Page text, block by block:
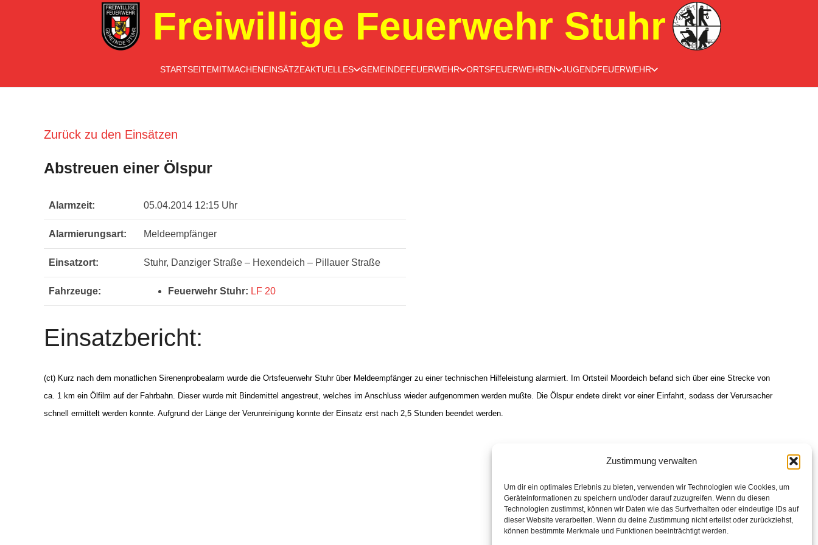
Zustimmung verwalten
Um dir ein optimales Erlebnis zu bieten, verwenden wir Technologien wie Cookies, um
Geräteinformationen zu speichern und/oder darauf zuzugreifen. Wenn du diesen
Technologien zustimmst, können wir Daten wie das Surfverhalten oder eindeutige IDs auf
dieser Website verarbeiten. Wenn du deine Zustimmung nicht erteilst oder zurückziehst,
können bestimmte Merkmale und Funktionen beeinträchtigt werden.
Freiwillige Feuerwehr Stuhr
STARTSEITEMITMACHENEINSÄTZEAKTUELLES GEMEINDEFEUERWEHR ORTSFEUERWEHREN JUGENDFEUERWEHR
Zurück zu den Einsätzen
Abstreuen einer Ölspur
Alarmzeit: 05.04.2014 12:15 Uhr
Alarmierungsart: Meldeempfänger
Einsatzort: Stuhr, Danziger Straße – Hexendeich – Pillauer Straße
Fahrzeuge: Feuerwehr Stuhr: LF 20
Einsatzbericht:
(ct) Kurz nach dem monatlichen Sirenenprobealarm wurde die Ortsfeuerwehr Stuhr über Meldeempfänger zu einer technischen Hilfeleistung alarmiert. Im Ortsteil Moordeich befand sich über eine Strecke von
ca. 1 km ein Ölfilm auf der Fahrbahn. Dieser wurde mit Bindemittel angestreut, welches im Anschluss wieder aufgenommen werden mußte. Die Ölspur endete direkt vor einer Einfahrt, sodass der Verursacher
schnell ermittelt werden konnte. Aufgrund der Länge der Verunreinigung konnte der Einsatz erst nach 2,5 Stunden beendet werden.